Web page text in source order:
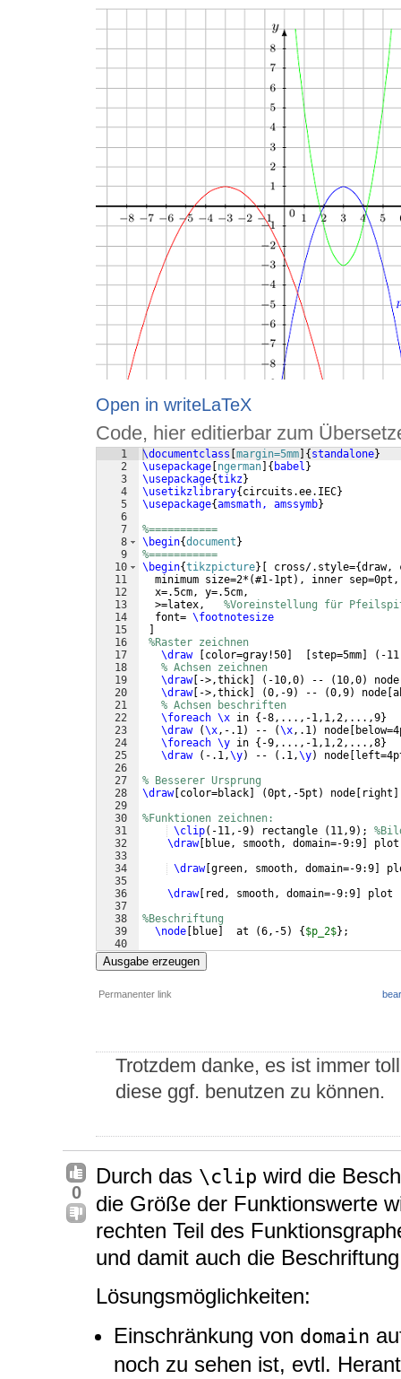
Open in writeLaTeX
Code, hier editierbar zum
1
2
3
4
5
6
7
8
9
10
11
12
13
14
15
16
17
18
19
20
21
22
23
24
25
26
27
28
29
30
31
32
33
34
35
36
37
38
39
40
41
\documentclass margin=5mm { standalone}
\usepackage ngerman { babel }
\usepackage{tikz}
\usetikzlibrary{ circuits.ee.IEC}
\usepackage{amsmath, amssymb}
%===========
\begin{document }
%===========
\begin{tikzpicture} cross/.style={draw,
  minimum size=2*
(#1-1pt ) , inner
  x=.5cm, y=.5cm,
  >=latex,
%Voreinstellung für
  font=
\footnotesize
%Raster zeichnen
\draw
color=gray!50 step=5mm ( -
% Achsen zeichnen
\draw[ ->,thick ( -10,0) -- ( 10,0) node
\draw[ ->,thick (0,-9) -- (0,9) node
% Achsen beschriften
\foreach \x in { -8,...,-1,1,2,...,9}
\draw
(\x,-.1) -- (\x,.1) node
\foreach \y in { -9,...,-1,1,2,...,8}
\draw
( -.1,\y) -- ( .1,\y) node
% Besserer Ursprung
\draw[ color=black (0pt,-5pt ) node right
%Funktionen zeichnen:
\clip( -11,-9) rectangle ( 11,9) ;
\draw[ blue, smooth, domain=-9:9
\draw[ green, smooth, domain=-9:9
\draw[ red, smooth, domain=-9:9 plot
%Beschriftung
\node
blue
  at
(6,-5) { $p_2$} ;
\end{tikzpicture
Ausgabe erzeugen
Permanenter link
Trotzdem danke, es ist immer
diese ggf. benutzen zu können.
0
Durch das \clip wird die
die Größe der Funktionswerte
rechten Teil des
und damit auch die
Lösungsmöglichkeiten:
Einschränkung von domain
noch zu sehen ist, evtl.